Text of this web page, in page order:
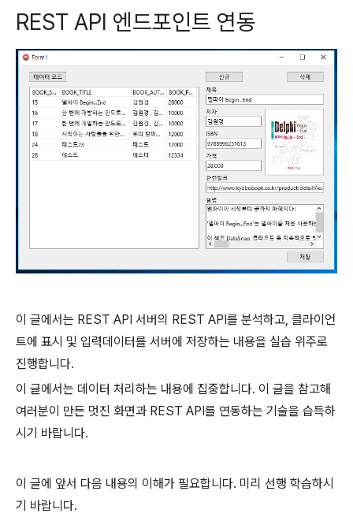
REST API 엔드포인트 연동
이 글에서는 REST API 서버의 REST API를 분석하고, 클라이언
트에 표시 및 입력데이터를 서버에 저장하는 내용을 실습 위주로
진행합니다.
이 글에서는 데이터 처리하는 내용에 집중합니다. 이 글을 참고해
여러분이 만든 멋진 화면과 REST API를 연동하는 기술을 습득하
시기 바랍니다.
이 글에 앞서 다음 내용의 이해가 필요합니다. 미리 선행 학습하시
기 바랍니다.